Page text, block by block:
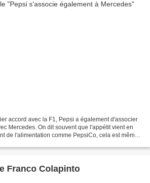
accord avec la F1, Pepsi a également d'associer
Mercedes. On dit souvent que l'appétit vient en
de l'alimentation comme PepsiCo, cela est même
Franco Colapinto